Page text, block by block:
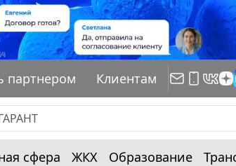
партнером Клиентам
сфера ЖКХ Образование